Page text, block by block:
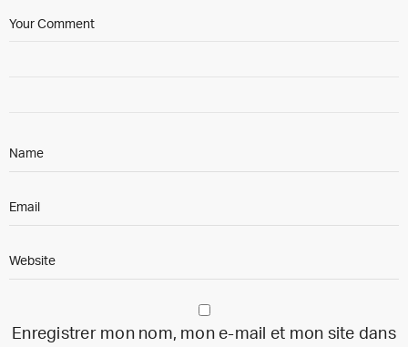
Enregistrer mon nom, mon e-mail et mon site dans